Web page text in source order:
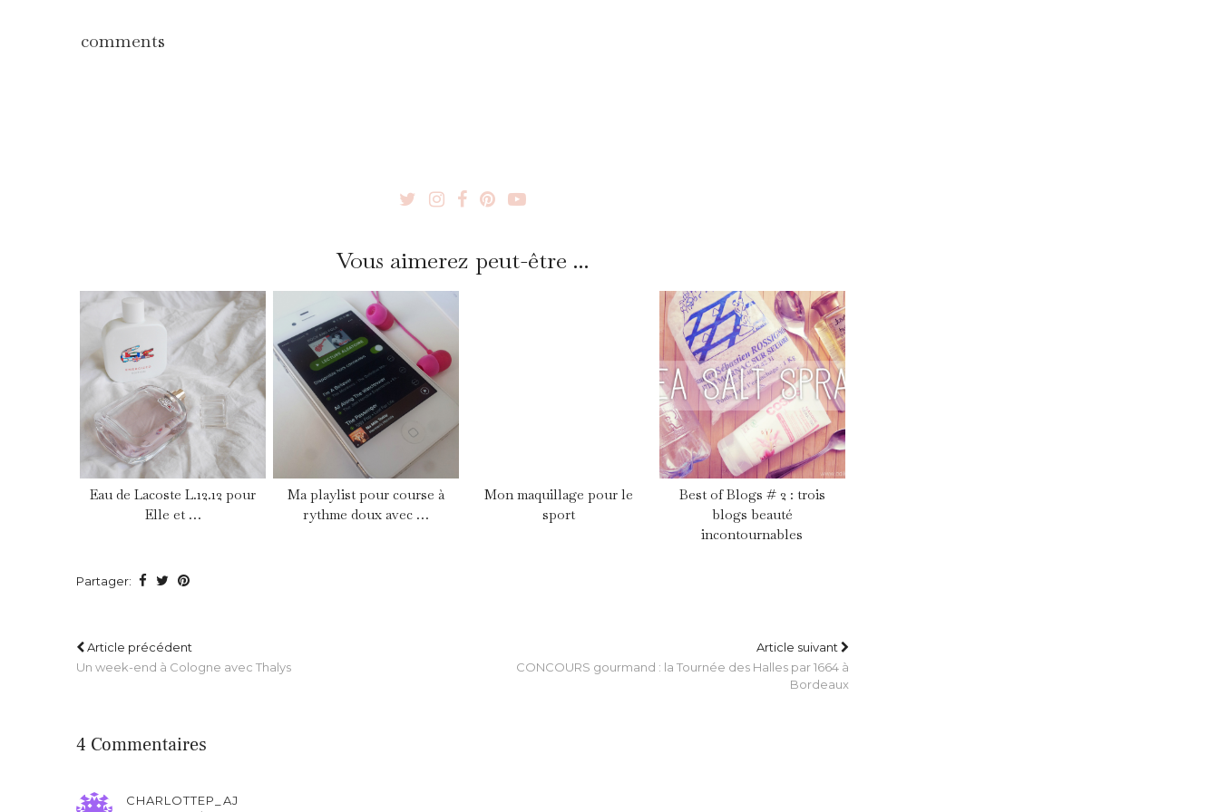
comments
Vous aimerez peut-être ...
Eau de Lacoste L.12.12 pour
Elle et …
Ma playlist pour course à
rythme doux avec …
Mon maquillage pour le
sport
Best of Blogs # 2 : trois
blogs beauté
incontournables
Partager:
Article précédent
Un week-end à Cologne avec Thalys
Article suivant
CONCOURS gourmand : la Tournée des Halles par 1664 à
Bordeaux
4 Commentaires
CHARLOTTEP_AJ